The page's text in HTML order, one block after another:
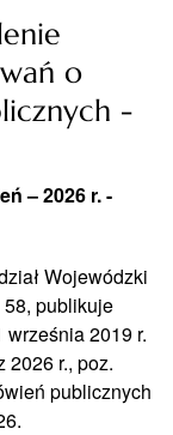
o
-
– 2026 r. -
Wojewódzki
publikuje
2019 r.
2026 r., poz.
publicznych